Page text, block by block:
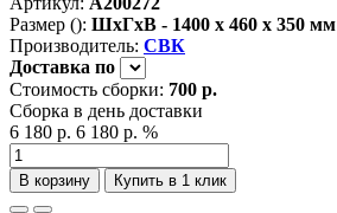
Размер (): ШxГxВ - 1400 x 460 x 350 мм
Производитель: СВК
Доставка по
Стоимость сборки: 700 р.
Сборка в день доставки
6 180 р. 6 180 р. %
В корзину Купить в 1 клик